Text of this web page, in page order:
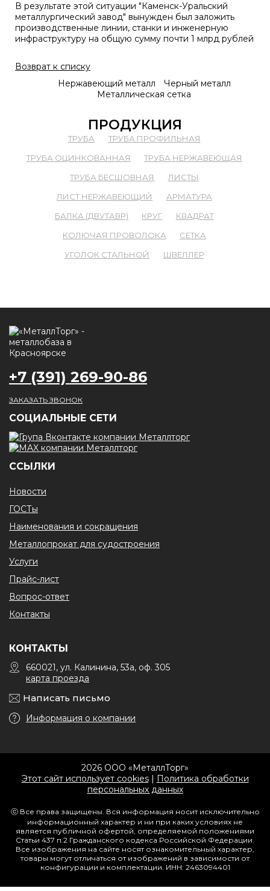
В результате этой ситуации "Каменск-Уральский
металлургический завод" вынужден был заложить
производственные линии, станки и инженерную
инфраструктуру на общую сумму почти 1 млрд рублей
Возврат к списку
Нержавеющий металл
Черный металл
Металлическая сетка
ПРОДУКЦИЯ
ТРУБА
ТРУБА ПРОФИЛЬНАЯ
ТРУБА ОЦИНКОВАННАЯ
ТРУБА НЕРЖАВЕЮЩАЯ
ТРУБА БЕСШОВНАЯ
ЛИСТЫ
ЛИСТ НЕРЖАВЕЮЩИЙ
АРМАТУРА
БАЛКА (ДВУТАВР)
КРУГ
КВАДРАТ
КОЛЮЧАЯ ПРОВОЛОКА
СЕТКА
УГОЛОК СТАЛЬНОЙ
ШВЕЛЛЕР
+7 (391) 269-90-86
ЗАКАЗАТЬ ЗВОНОК
CОЦИАЛЬНЫЕ СЕТИ
ССЫЛКИ
Новости
ГОСТы
Наименования и сокращения
Металлопрокат для судостроения
Услуги
Прайс-лист
Вопрос-ответ
Контакты
КОНТАКТЫ
660021, ул. Калинина, 53а, оф. 305
карта проезда
Написать письмо
Информация о компании
2026 ООО «МеталлТорг»
Этот сайт использует cookies| Политика обработки
персональных данных
ⓒ Все права защищены. Вся информация носит исключительно
информационный характер и ни при каких условиях не
является публичной офертой, определяемой положениями
Статьи 437 п.2 Гражданского кодекса Российской Федерации.
Все изображения на сайте носят ознакомительный характер,
товары могут отличаться от изображений в зависимости от
конфигурации и комплектации. ИНН: 2463094401